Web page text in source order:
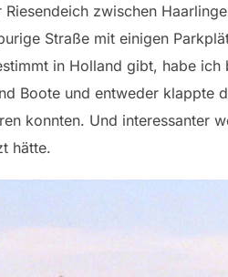
zwischen
Straße mit einigen
in Holland gibt, habe
Boote und entweder klappte
konnten. Und interessanter
hätte.